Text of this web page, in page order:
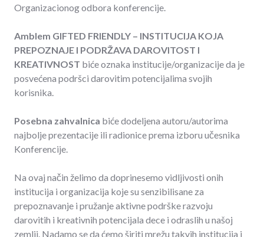
Organizacionog odbora konferencije.
Amblem GIFTED FRIENDLY – INSTITUCIJA KOJA
PREPOZNAJE I PODRŽAVA DAROVITOST I
KREATIVNOST biće oznaka institucije/organizacije da je
posvećena podršci darovitim potencijalima svojih
korisnika.
Posebna zahvalnica biće dodeljena autoru/autorima
najbolje prezentacije ili radionice prema izboru učesnika
Konferencije.
Na ovaj način želimo da doprinesemo vidljivosti onih
institucija i organizacija koje su senzibilisane za
prepoznavanje i pružanje aktivne podrške razvoju
darovitih i kreativnih potencijala dece i odraslih u našoj
zemlji. Nadamo se da ćemo širiti mrežu takvih institucija i